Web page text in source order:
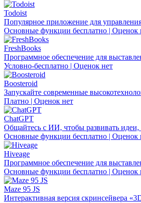
Todoist
Популярное приложение для
Основные функции бесплатно | Оценок
FreshBooks
Программное обеспечение для
Условно-бесплатно | Оценок нет
Boosteroid
Запускайте современные
Платно | Оценок нет
ChatGPT
Общайтесь с ИИ, чтобы развивать
Основные функции бесплатно | Оценок
Hiveage
Программное обеспечение для
Основные функции бесплатно | Оценок
Maze 95 JS
Интерактивная версия скринсейвера